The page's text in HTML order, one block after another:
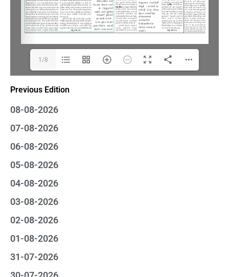
Previous Edition
08-08-2026
07-08-2026
06-08-2026
05-08-2026
04-08-2026
03-08-2026
02-08-2026
01-08-2026
31-07-2026
1/8